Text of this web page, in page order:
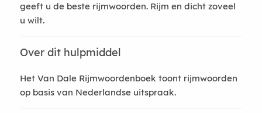
geeft u de beste rijmwoorden. Rijm en dicht zoveel
u wilt.
Over dit hulpmiddel
Het Van Dale Rijmwoordenboek toont rijmwoorden
op basis van Nederlandse uitspraak.